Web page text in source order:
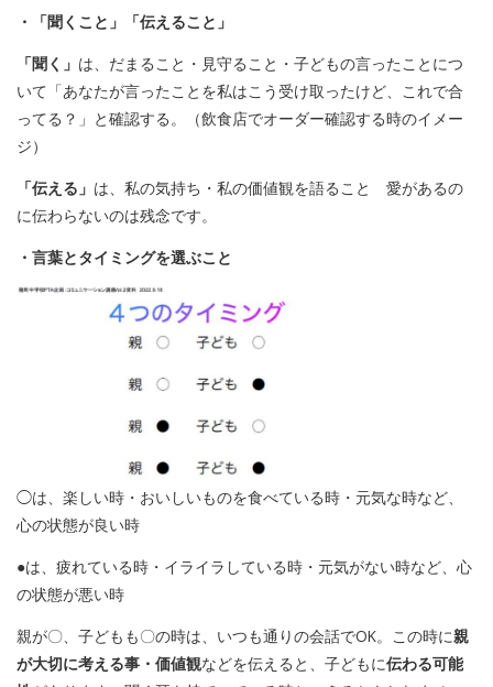
・「聞くこと」「伝えること」
「聞く」 は、だまること・見守ること・子どもの言ったことにつ
いて「あなたが言ったことを私はこう受け取ったけど、これで合
ってる？」と確認する。（飲食店でオーダー確認する時のイメー
ジ）
「伝える」 は、私の気持ち・私の価値観を語ること 愛があるの
に伝わらないのは残念です。
・言葉とタイミングを選ぶこと
◯は、楽しい時・おいしいものを食べている時・元気な時など、
心の状態が良い時
●は、疲れている時・イライラしている時・元気がない時など、心
の状態が悪い時
親が〇、子どもも〇の時は、いつも通りの会話でOK。この時に親
が大切に考える事・価値観などを伝えると、子どもに伝わる可能